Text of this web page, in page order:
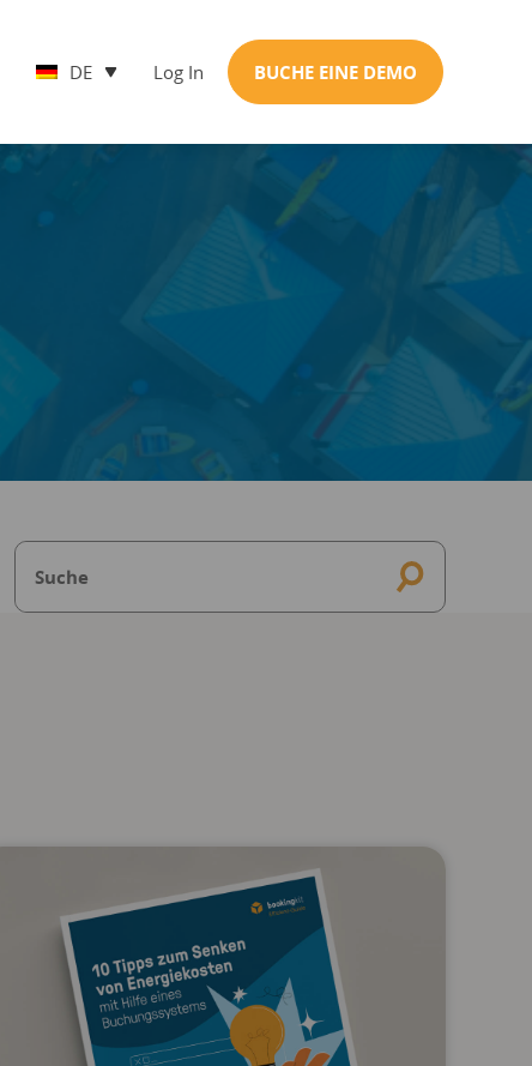
DE Log In BUCHE EINE DEMO